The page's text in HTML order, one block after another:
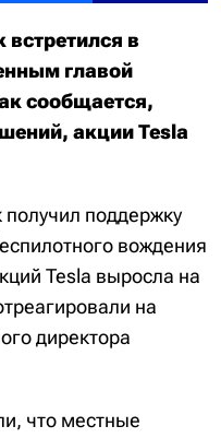
в
главой
сообщается,
акции Tesla
поддержку
вождения
Tesla выросла на
на
директора
что местные